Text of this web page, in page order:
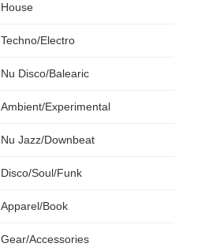
House
Techno/Electro
Nu Disco/Balearic
Ambient/Experimental
Nu Jazz/Downbeat
Disco/Soul/Funk
Apparel/Book
Gear/Accessories